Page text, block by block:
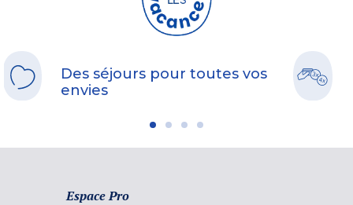
Des séjours pour toutes vos
envies
Espace Pro